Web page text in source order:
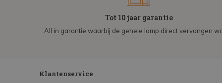
Tot 10 jaar garantie
All in garantie waarbij de gehele lamp direct vervangen
Klantenservice